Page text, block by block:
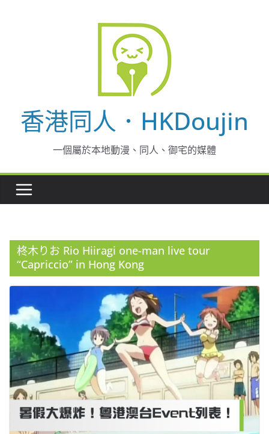
香港同人．HKDoujin
一個屬於本地動漫、同人、御宅的媒體
柊木りお Rio Hiiragi one-man live tour
“Capriccio” in Hong Kong